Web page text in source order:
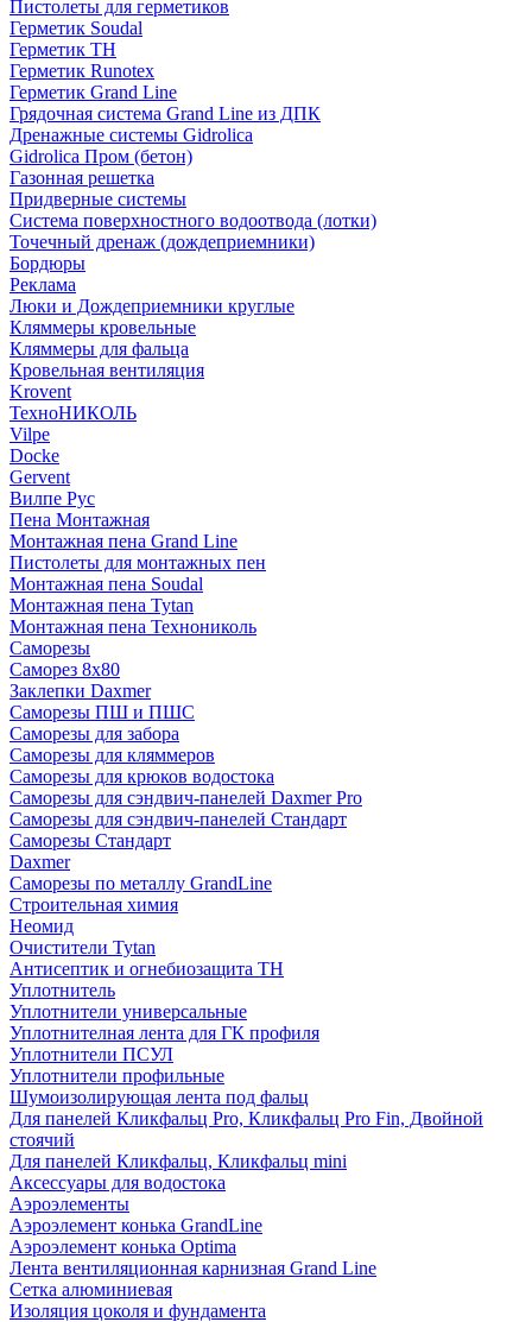
Пистолеты для герметиков
Герметик Soudal
Герметик ТН
Герметик Runotex
Герметик Grand Line
Грядочная система Grand Line из ДПК
Дренажные системы Gidrolica
Gidrolica Пром (бетон)
Газонная решетка
Придверные системы
Система поверхностного водоотвода (лотки)
Точечный дренаж (дождеприемники)
Бордюры
Рекламa
Люки и Дождеприемники круглые
Кляммеры кровельные
Кляммеры для фальца
Кровельная вентиляция
Krovent
ТехноНИКОЛЬ
Vilpe
Docke
Gervent
Вилпе Рус
Пена Монтажнaя
Монтажная пена Grand Linе
Пистолеты для монтажных пен
Монтажная пена Soudal
Монтажная пена Tytan
Монтажная пена Технониколь
Саморезы
Саморез 8х80
Заклепки Daxmer
Саморезы ПШ и ПШС
Саморезы для забора
Саморезы для кляммеров
Саморезы для крюков водостока
Саморезы для сэндвич-панелей Daxmer Pro
Саморезы для сэндвич-панелей Стандарт
Саморезы Стандарт
Daxmer
Саморезы по металлу GrandLine
Строительная химия
Неомид
Очистители Tytan
Антисептик и огнебиозащита ТН
Уплотнитель
Уплотнители универсальные
Уплотнителная лента для ГК профиля
Уплотнители ПСУЛ
Уплотнители профильные
Шумоизолирующая лента под фальц
Для панелей Кликфальц Pro, Кликфальц Pro Fin, Двойной
стоячий
Для панелей Кликфальц, Кликфальц mini
Аксессуары для водостока
Аэроэлементы
Аэроэлемент конька GrandLine
Аэроэлемент конька Optima
Лента вентиляционная карнизная Grand Line
Сетка алюминиевая
Изоляция цоколя и фундамента